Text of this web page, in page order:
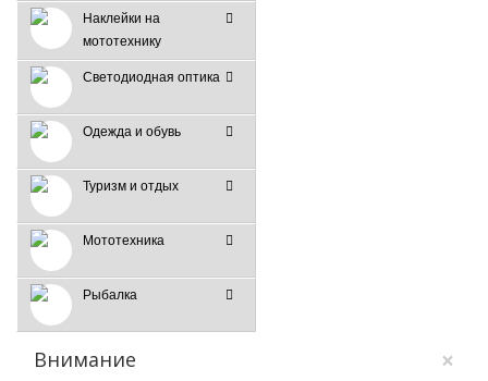
Наклейки на
мототехнику
Светодиодная оптика
Одежда и обувь
Туризм и отдых
Мототехника
Рыбалка
×
Внимание